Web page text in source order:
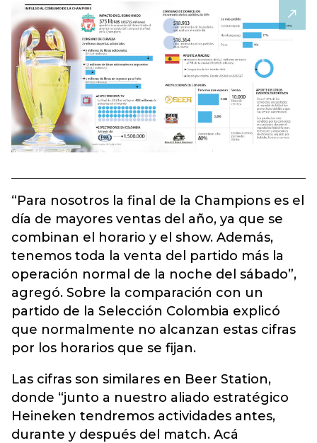
“Para nosotros la final de la Champions es el
día de mayores ventas del año, ya que se
combinan el horario y el show. Además,
tenemos toda la venta del partido más la
operación normal de la noche del sábado”,
agregó. Sobre la comparación con un
partido de la Selección Colombia explicó
que normalmente no alcanzan estas cifras
por los horarios que se fijan.
Las cifras son similares en Beer Station,
donde “junto a nuestro aliado estratégico
Heineken tendremos actividades antes,
durante y después del match. Acá